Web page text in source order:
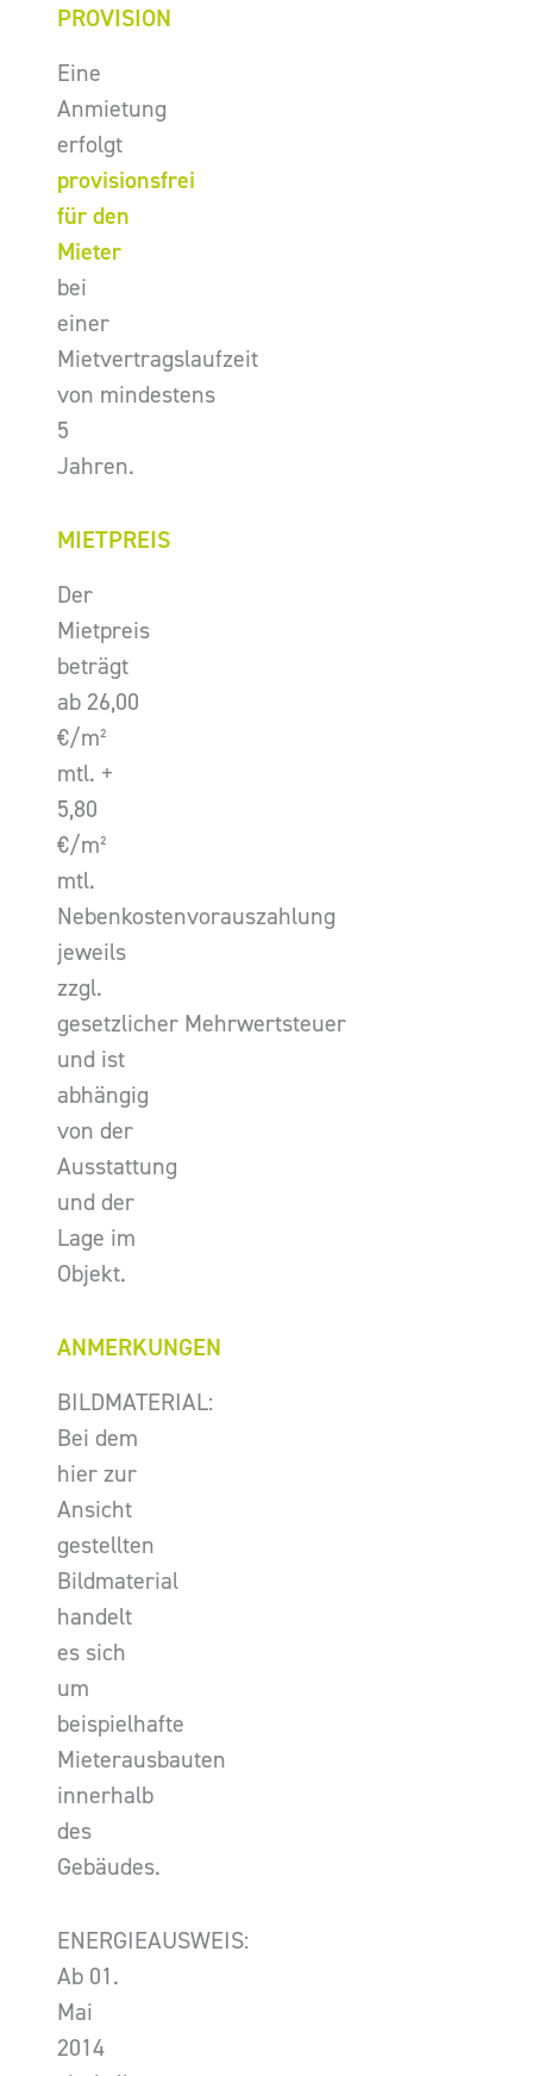
PROVISION
Eine
Anmietung
erfolgt
provisionsfrei
für den
Mieter
bei
einer
Mietvertragslaufzeit
von mindestens
5
Jahren.
MIETPREIS
Der
Mietpreis
beträgt
ab 26,00
€/m²
mtl. +
5,80
€/m²
mtl.
Nebenkostenvorauszahlung
jeweils
zzgl.
gesetzlicher Mehrwertsteuer
und ist
abhängig
von der
Ausstattung
und der
Lage im
Objekt.
ANMERKUNGEN
BILDMATERIAL:
Bei dem
hier zur
Ansicht
gestellten
Bildmaterial
handelt
es sich
um
beispielhafte
Mieterausbauten
innerhalb
des
Gebäudes.
ENERGIEAUSWEIS:
Ab 01.
Mai
2014